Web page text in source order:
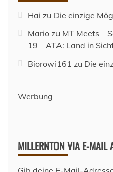
Hai zu Die einzige
Mario zu MT Meets –
19 – ATA: Land in
Biorowi161 zu Die
Werbung
MILLERNTON VIA E-MAIL